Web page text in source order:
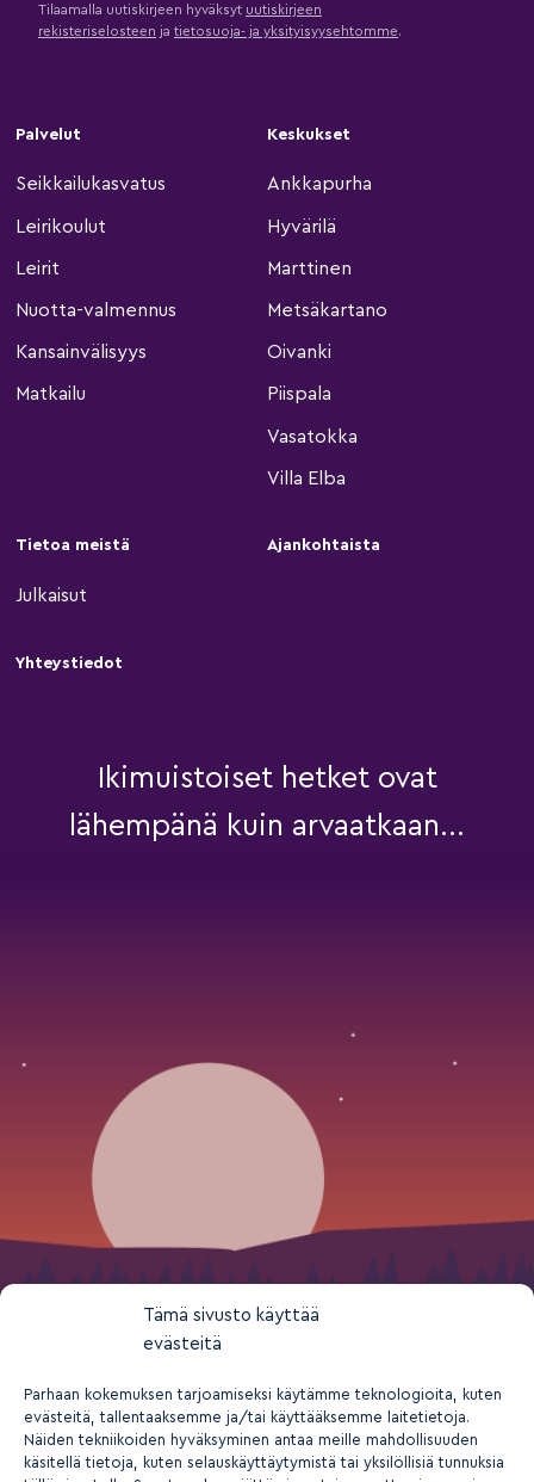
Tämä sivusto käyttää
evästeitä
Parhaan kokemuksen tarjoamiseksi käytämme teknologioita, kuten
evästeitä, tallentaaksemme ja/tai käyttääksemme laitetietoja.
Näiden tekniikoiden hyväksyminen antaa meille mahdollisuuden
käsitellä tietoja, kuten selauskäyttäytymistä tai yksilöllisiä tunnuksia
Tilaamalla uutiskirjeen hyväksyt uutiskirjeen
rekisteriselosteen ja tietosuoja- ja yksityisyysehtomme.
Palvelut
Seikkailukasvatus
Leirikoulut
Leirit
Nuotta-valmennus
Kansainvälisyys
Matkailu
Keskukset
Ankkapurha
Hyvärilä
Marttinen
Metsäkartano
Oivanki
Piispala
Vasatokka
Villa Elba
Tietoa meistä
Julkaisut
Ajankohtaista
Yhteystiedot
Ikimuistoiset hetket ovat
lähempänä kuin arvaatkaan...